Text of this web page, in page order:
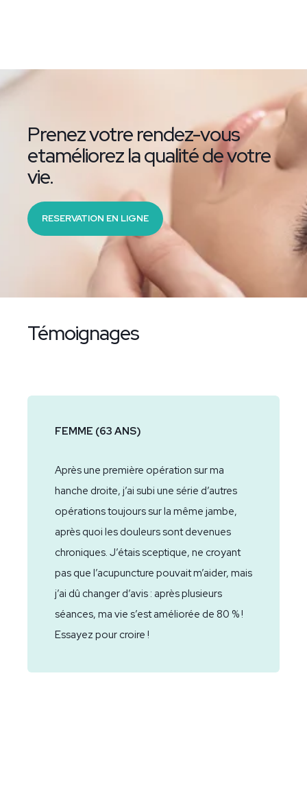
Prenez votre rendez-vous
etaméliorez la qualité de votre
vie.
RESERVATION EN LIGNE
Témoignages
FEMME (63 ANS)
Après une première opération sur ma
hanche droite, j’ai subi une série d’autres
opérations toujours sur la même jambe,
après quoi les douleurs sont devenues
chroniques. J’étais sceptique, ne croyant
pas que l’acupuncture pouvait m’aider, mais
j’ai dû changer d’avis : après plusieurs
séances, ma vie s’est améliorée de 80 % !
Essayez pour croire !